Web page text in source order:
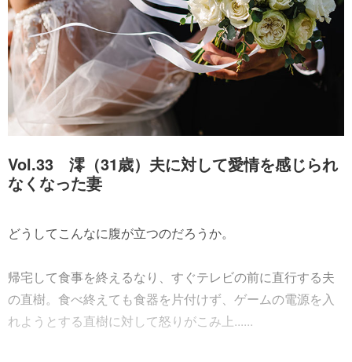
Vol.33 澪（31歳）夫に対して愛情を感じられ
なくなった妻
どうしてこんなに腹が立つのだろうか。
帰宅して食事を終えるなり、すぐテレビの前に直行する夫
の直樹。食べ終えても食器を片付けず、ゲームの電源を入
れようとする直樹に対して怒りがこみ上......